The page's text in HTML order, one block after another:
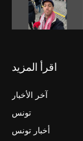
اقرأ المزيد
آخر الأخبار
تونس
أخبار تونس